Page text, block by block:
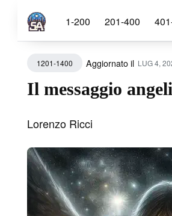
1-200 201-400
1201-1400 Aggiornato il LUG 4,
Il messaggio
Lorenzo Ricci
for